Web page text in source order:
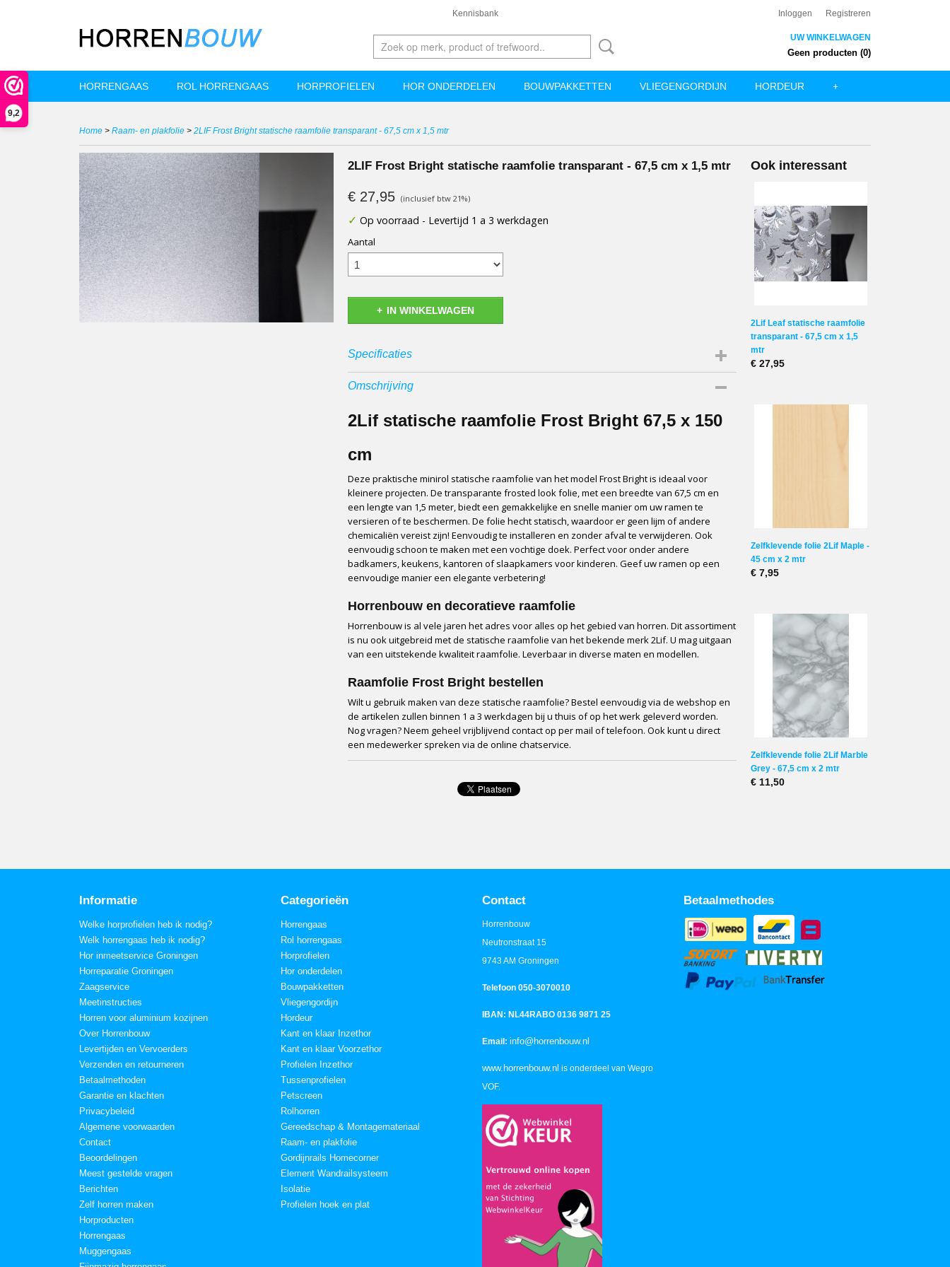
9,2
Kennisbank Inloggen Registreren
UW WINKELWAGEN
Geen producten (0)
HORRENGAAS ROL HORRENGAAS HORPROFIELEN HOR ONDERDELEN BOUWPAKKETTEN VLIEGENGORDIJN HORDEUR +
Home > Raam- en plakfolie > 2LIF Frost Bright statische raamfolie transparant - 67,5 cm x 1,5 mtr
2LIF Frost Bright statische raamfolie transparant - 67,5 cm x 1,5 mtr
€ 27,95 (inclusief btw 21%)
✓ Op voorraad - Levertijd 1 a 3 werkdagen
Aantal
IN WINKELWAGEN
Specificaties
Productcode
Netto gewicht
0,41 Kg
Afmetingen (l,b,h)
150 x 0 x 67,50 cm
Materiaal
Kleur
Transparant
Wasvoorschrift
Afnemen met vochtige doek
Verpakkingseenheid
Per stuk
Verzendwijze
Doos, via GLS
Montage
Statisch, geen lijmresten
Omschrijving
2Lif statische raamfolie Frost Bright 67,5 x 150
cm
Deze praktische minirol statische raamfolie van het model Frost Bright is ideaal voor
kleinere projecten. De transparante frosted look folie, met een breedte van 67,5 cm en
een lengte van 1,5 meter, biedt een gemakkelijke en snelle manier om uw ramen te
versieren of te beschermen. De folie hecht statisch, waardoor er geen lijm of andere
chemicaliën vereist zijn! Eenvoudig te installeren en zonder afval te verwijderen. Ook
eenvoudig schoon te maken met een vochtige doek. Perfect voor onder andere
badkamers, keukens, kantoren of slaapkamers voor kinderen. Geef uw ramen op een
eenvoudige manier een elegante verbetering!
Horrenbouw en decoratieve raamfolie
Horrenbouw is al vele jaren het adres voor alles op het gebied van horren. Dit assortiment
is nu ook uitgebreid met de statische raamfolie van het bekende merk 2Lif. U mag uitgaan
van een uitstekende kwaliteit raamfolie. Leverbaar in diverse maten en modellen.
Raamfolie Frost Bright bestellen
Wilt u gebruik maken van deze statische raamfolie? Bestel eenvoudig via de webshop en
de artikelen zullen binnen 1 a 3 werkdagen bij u thuis of op het werk geleverd worden.
Nog vragen? Neem geheel vrijblijvend contact op per mail of telefoon. Ook kunt u direct
een medewerker spreken via de online chatservice.
Ook interessant
2Lif Leaf statische raamfolie
transparant - 67,5 cm x 1,5
mtr
€ 27,95
Zelfklevende folie 2Lif Maple -
45 cm x 2 mtr
€ 7,95
Zelfklevende folie 2Lif Marble
Grey - 67,5 cm x 2 mtr
€ 11,50
Informatie
Welke horprofielen heb ik nodig?
Welk horrengaas heb ik nodig?
Hor inmeetservice Groningen
Horreparatie Groningen
Zaagservice
Meetinstructies
Horren voor aluminium kozijnen
Over Horrenbouw
Levertijden en Vervoerders
Verzenden en retourneren
Betaalmethoden
Garantie en klachten
Privacybeleid
Algemene voorwaarden
Contact
Beoordelingen
Meest gestelde vragen
Berichten
Zelf horren maken
Horproducten
Horrengaas
Muggengaas
Categorieën
Horrengaas
Rol horrengaas
Horprofielen
Hor onderdelen
Bouwpakketten
Vliegengordijn
Hordeur
Kant en klaar Inzethor
Kant en klaar Voorzethor
Profielen Inzethor
Tussenprofielen
Petscreen
Rolhorren
Gereedschap & Montagemateriaal
Raam- en plakfolie
Gordijnrails Homecorner
Element Wandrailsysteem
Isolatie
Profielen hoek en plat
Contact
Horrenbouw
Neutronstraat 15
9743 AM Groningen
Telefoon 050-3070010
IBAN: NL44RABO 0136 9871 25
Email: info@horrenbouw.nl
www.horrenbouw.nl is onderdeel van Wegro
VOF.
Betaalmethodes